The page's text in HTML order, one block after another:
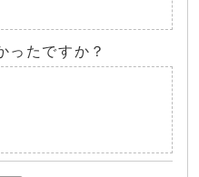
ったですか？